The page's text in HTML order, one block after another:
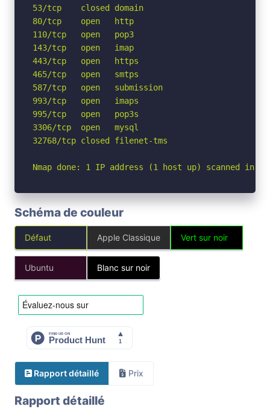
53/tcp    closed domain
80/tcp    open   http
110/tcp   open   pop3
143/tcp   open   imap
443/tcp   open   https
465/tcp   open   smtps
587/tcp   open   submission
993/tcp   open   imaps
995/tcp   open   pop3s
3306/tcp  open   mysql
32768/tcp closed filenet-tms
Nmap done: 1 IP address (1 host up) scanned in
Schéma de couleur
Défaut Apple Classique Vert sur noir
Ubuntu Blanc sur noir
Rapport détaillé Prix
Rapport détaillé